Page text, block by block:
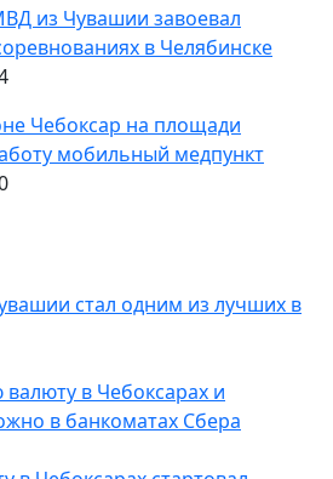
из Чувашии завоевал
в Челябинске
Чебоксар на площади
мобильный медпункт
стал одним из лучших в
в Чебоксарах и
в банкоматах Сбера